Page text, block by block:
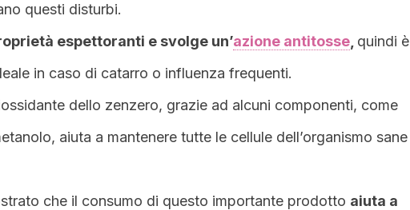
questi disturbi.
espettoranti e svolge un’azione antitosse quindi è
in caso di catarro o influenza frequenti.
dello zenzero, grazie ad alcuni componenti, come
aiuta a mantenere tutte le cellule dell’organismo sane
che il consumo di questo importante prodotto aiuta a